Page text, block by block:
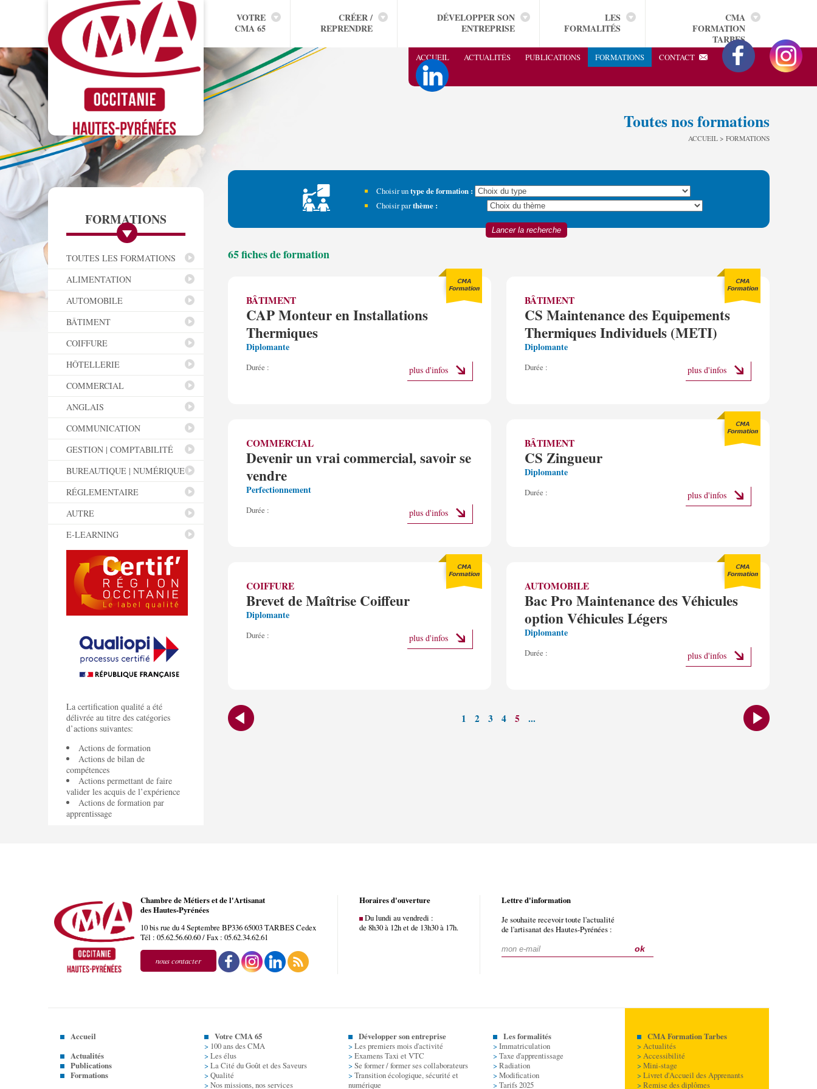
VOTRE
CMA 65
CRÉER /
REPRENDRE
DÉVELOPPER SON
ENTREPRISE
LES
FORMALITÉS
CMA
FORMATION
TARBES
ACCUEIL ACTUALITÉS PUBLICATIONS FORMATIONS CONTACT
FORMATIONS
TOUTES LES FORMATIONS
ALIMENTATION
AUTOMOBILE
BÂTIMENT
COIFFURE
HÔTELLERIE
COMMERCIAL
ANGLAIS
COMMUNICATION
GESTION | COMPTABILITÉ
BUREAUTIQUE | NUMÉRIQUE
RÉGLEMENTAIRE
AUTRE
E-LEARNING
La certification qualité a été
délivrée au titre des catégories
d’actions suivantes:
Actions de formation
Actions de bilan de
compétences
Actions permettant de faire
valider les acquis de l’expérience
Actions de formation par
apprentissage
Toutes nos formations
ACCUEIL> FORMATIONS
Choisir untype de formation :
Choisir parthème :
65 fiches de formation
BÂTIMENT
CAP Monteur en Installations
Thermiques
Diplomante
plus d'infos
Durée :
BÂTIMENT
CS Maintenance des Equipements
Thermiques Individuels (METI)
Diplomante
plus d'infos
Durée :
COMMERCIAL
Devenir un vrai commercial, savoir se
vendre
Perfectionnement
plus d'infos
Durée :
BÂTIMENT
CS Zingueur
Diplomante
plus d'infos
Durée :
COIFFURE
Brevet de Maîtrise Coiffeur
Diplomante
plus d'infos
Durée :
AUTOMOBILE
Bac Pro Maintenance des Véhicules
option Véhicules Légers
Diplomante
plus d'infos
Durée :
1 2 3 4 5 ...
Chambre de Métiers et de l'Artisanat
des Hautes-Pyrénées
10 bis rue du 4 Septembre BP33665003TARBESCedex
Tél : 05.62.56.60.60/ Fax : 05.62.34.62.61
nous contacter
Horaires d'ouverture
Du lundi au vendredi :
de 8h30 à 12h et de 13h30 à 17h.
Lettre d'information
Je souhaite recevoir toute l'actualité
de l'artisanat des Hautes-Pyrénées :
Accueil
Actualités
Publications
Formations
Votre CMA 65
> 100 ans des CMA
> Les élus
> La Cité du Goût et des Saveurs
> Qualité
> Nos missions, nos services
Développer son entreprise
> Les premiers mois d'activité
> Examens Taxi et VTC
> Se former / former ses collaborateurs
> Transition écologique, sécurité et
numérique
Les formalités
> Immatriculation
> Taxe d'apprentissage
> Radiation
> Modification
> Tarifs 2025
CMA Formation Tarbes
> Actualités
> Accessibilité
> Mini-stage
> Livret d'Accueil des Apprenants
> Remise des diplômes